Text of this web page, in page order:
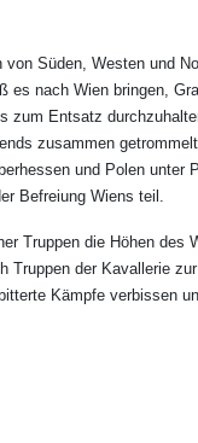
Süden, Westen und
nach Wien bringen,
zum Entsatz
zusammen
und Polen unter
Befreiung Wiens teil.
Truppen die Höhen des
der Kavallerie
Kämpfe verbissen